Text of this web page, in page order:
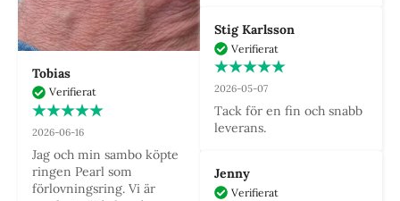
Tobias
Verifierat
2026-06-16
Jag och min sambo köpte
ringen Pearl som
förlovningsring. Vi är
Stig Karlsson
Verifierat
2026-05-07
Tack för en fin och snabb
leverans.
Jenny
Verifierat